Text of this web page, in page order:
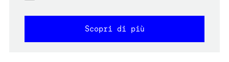
Scopri di più